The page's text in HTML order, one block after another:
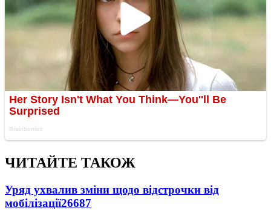
ЧИТАЙТЕ ТАКОЖ
Уряд ухвалив зміни щодо відстрочки від
мобілізації26687